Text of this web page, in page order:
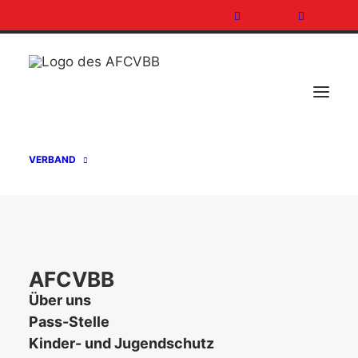
VERBAND
AFCVBB
Über uns
Pass-Stelle
Kinder- und Jugendschutz
25. März 2013